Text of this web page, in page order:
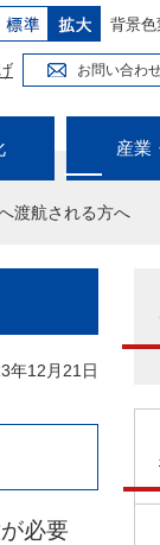
背景色
お問い合わ
産業
渡航される方へ
年12月21日
必要